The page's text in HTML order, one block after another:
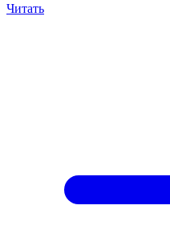
Читать